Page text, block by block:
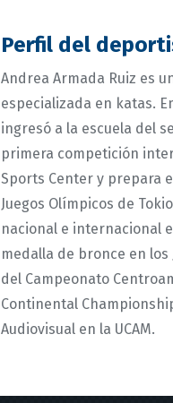
Perfil del
Andrea Armada Ruiz es
especializada en katas.
ingresó a la escuela del
primera competición
Sports Center y prepara
Juegos Olímpicos de
nacional e internacional
medalla de bronce en los
del Campeonato
Continental
Audiovisual en la UCAM.